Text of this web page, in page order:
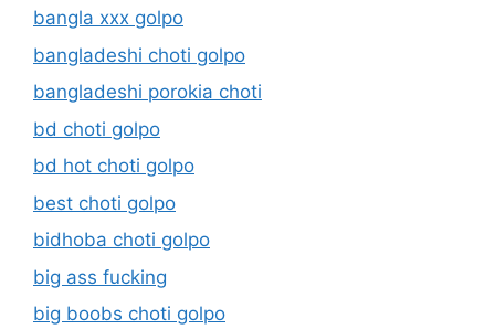
bangla xxx golpo
bangladeshi choti golpo
bangladeshi porokia choti
bd choti golpo
bd hot choti golpo
best choti golpo
bidhoba choti golpo
big ass fucking
big boobs choti golpo